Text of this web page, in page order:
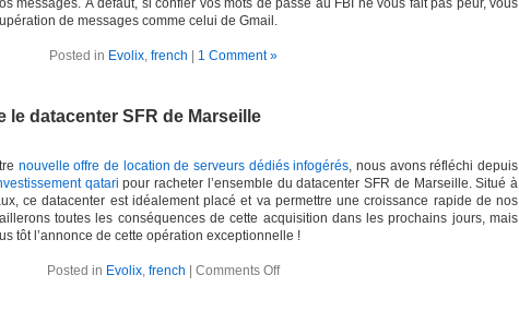
messages. À défaut, si confier vos mots de passe au FBI ne vous fait pas peur, vous
de messages comme celui de Gmail.
Posted in Evolix, french 1 Comment »
le datacenter SFR de Marseille
nouvelle offre de location de serveurs dédiés infogérés, nous avons réfléchi depuis
qatari pour racheter l’ensemble du datacenter SFR de Marseille. Situé à
ce datacenter est idéalement placé et va permettre une croissance rapide de nos
toutes les conséquences de cette acquisition dans les prochains jours, mais
tôt l’annonce de cette opération exceptionnelle !
Posted in Evolix, french Comments Off